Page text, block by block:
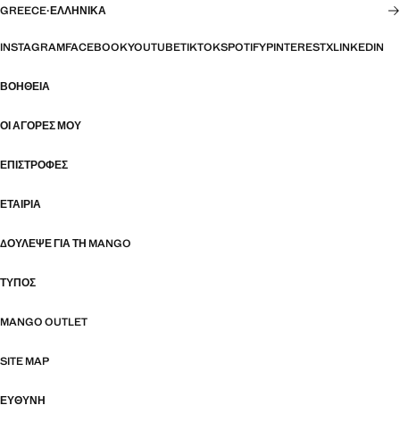
GREECE·ΕΛΛΗΝΙΚΆ
INSTAGRAMFACEBOOKYOUTUBETIKTOKSPOTIFYPINTERESTXLINKEDIN
ΒΟΉΘΕΙΑ
ΟΙ ΑΓΟΡΈΣ ΜΟΥ
ΕΠΙΣΤΡΟΦΈΣ
ΕΤΑΙΡΊΑ
ΔΟΎΛΕΨΕ ΓΙΑ ΤΗ MANGO
ΤΎΠΟΣ
MANGO OUTLET
SITE MAP
ΕΥΘΥΝΗ